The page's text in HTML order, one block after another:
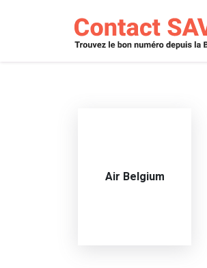
Air Belgium